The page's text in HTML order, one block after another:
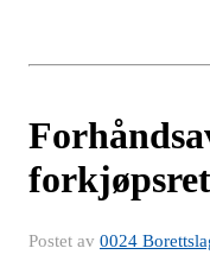
Postet av 0024